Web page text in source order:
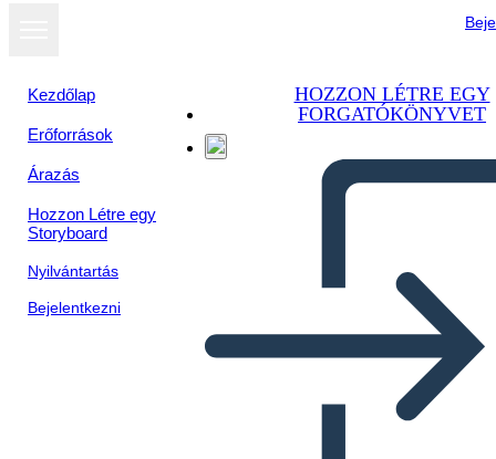
Kezdőlap
Erőforrások
Árazás
Hozzon Létre egy
Storyboard
Nyilvántartás
Bejelentkezni
HOZZON LÉTRE EGY
FORGATÓKÖNYVET